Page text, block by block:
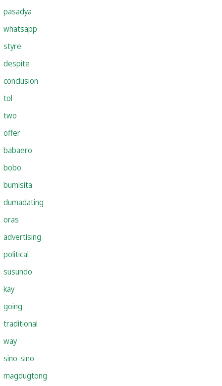
pasadya
whatsapp
styre
despite
conclusion
tol
two
offer
babaero
bobo
bumisita
dumadating
oras
advertising
political
susundo
kay
going
traditional
way
sino-sino
magdugtong